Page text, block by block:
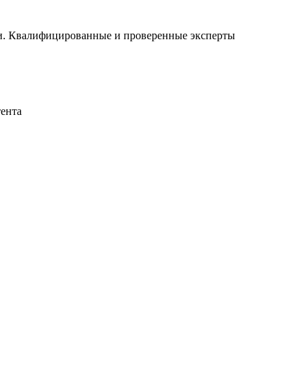
Квалифицированные и проверенные эксперты